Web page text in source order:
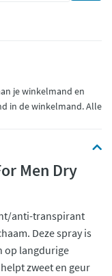
je winkelmand en
in de winkelmand. Alle
Men Dry
anti-transpirant
Deze spray is
op langdurige
zweet en geur